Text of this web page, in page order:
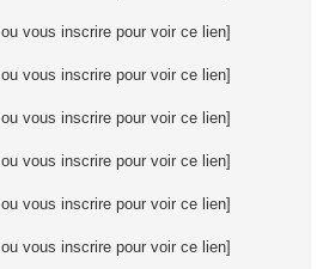
vous inscrire pour voir ce lien]
vous inscrire pour voir ce lien]
vous inscrire pour voir ce lien]
vous inscrire pour voir ce lien]
vous inscrire pour voir ce lien]
vous inscrire pour voir ce lien]